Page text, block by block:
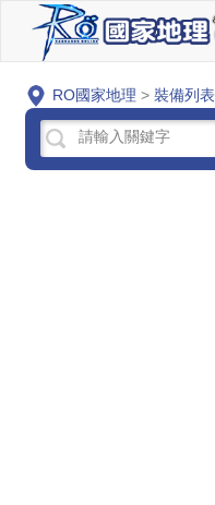
RO國家地理 > 裝備列表